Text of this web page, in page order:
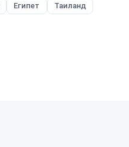
Египет
Таиланд